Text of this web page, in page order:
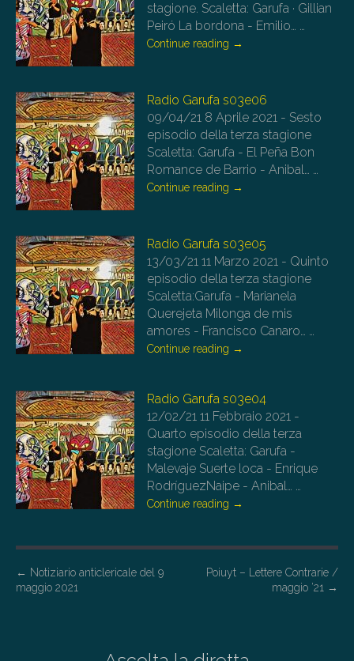
stagione. Scaletta: Garufa · Gillian
Peiró La bordona - Emilio… …
Continue reading →
Radio Garufa s03e06
09/04/21 8 Aprile 2021 - Sesto
episodio della terza stagione
Scaletta: Garufa - El Peña Bon
Romance de Barrio - Anibal… …
Continue reading →
Radio Garufa s03e05
13/03/21 11 Marzo 2021 - Quinto
episodio della terza stagione
Scaletta:Garufa - Marianela
Querejeta Milonga de mis
amores - Francisco Canaro… …
Continue reading →
Radio Garufa s03e04
12/02/21 11 Febbraio 2021 -
Quarto episodio della terza
stagione Scaletta: Garufa -
Malevaje Suerte loca - Enrique
RodríguezNaipe - Anibal… …
Continue reading →
P
o
← Notiziario anticlericale del 9
maggio 2021
Poiuyt – Lettere Contrarie /
maggio ’21 →